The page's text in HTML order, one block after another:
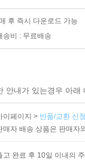
후 즉시 다운로드 가능
송비 : 무료배송
내가 있는경우 아
이페이지 > 반품/교환 신
매자 배송 상품은 판매자
고 완료 후 10일 이내의